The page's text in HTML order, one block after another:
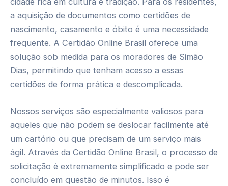
a aquisição de documentos como certidões de
nascimento, casamento e óbito é uma necessidade
frequente. A Certidão Online Brasil oferece uma
solução sob medida para os moradores de Simão
Dias, permitindo que tenham acesso a essas
certidões de forma prática e descomplicada.
Nossos serviços são especialmente valiosos para
aqueles que não podem se deslocar facilmente até
um cartório ou que precisam de um serviço mais
ágil. Através da Certidão Online Brasil, o processo de
solicitação é extremamente simplificado e pode ser
concluído em questão de minutos. Isso é